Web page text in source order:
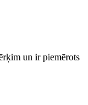
un ir piemērots